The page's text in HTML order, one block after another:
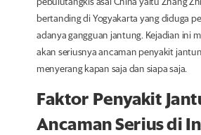
pebulutangkis asal China yaitu Zhang
bertanding di Yogyakarta yang diduga
adanya gangguan jantung. Kejadian ini
akan seriusnya ancaman penyakit
menyerang kapan saja dan siapa saja.
Faktor Penyakit
Ancaman Serius di